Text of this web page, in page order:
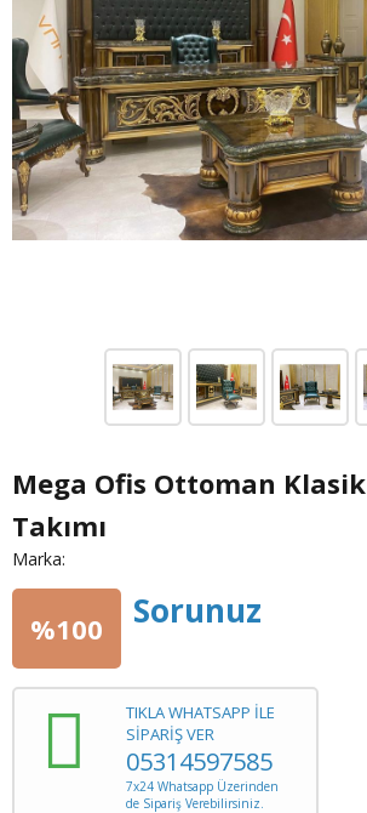
Mega Ofis Ottoman
Takımı
Marka:
%100 Sorunuz
TIKLA WHATSAPP İLE
SİPARİŞ VER
05314597585
7x24 Whatsapp Üzerinden
de Sipariş Verebilirsiniz.